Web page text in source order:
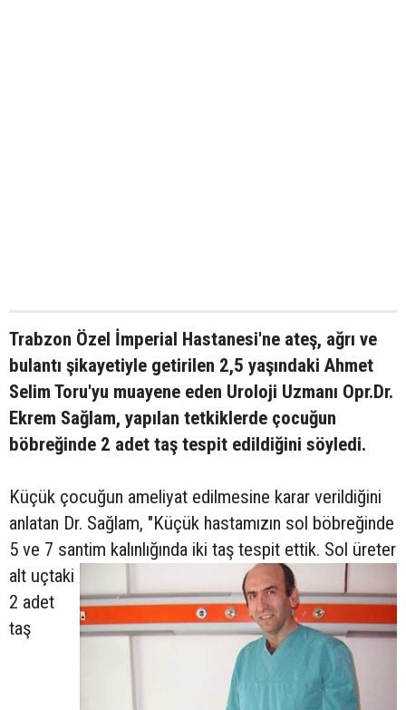
Trabzon Özel İmperial Hastanesi'ne ateş, ağrı ve
bulantı şikayetiyle getirilen 2,5 yaşındaki Ahmet
Selim Toru'yu muayene eden Uroloji Uzmanı Opr.Dr.
Ekrem Sağlam, yapılan tetkiklerde çocuğun
böbreğinde 2 adet taş tespit edildiğini söyledi.
Küçük çocuğun ameliyat edilmesine karar verildiğini
anlatan Dr. Sağlam, "Küçük hastamızın sol böbreğinde
5 ve 7 santim kalınlığında iki taş tespit ettik. Sol üreter
alt uçtaki
2 adet
taş